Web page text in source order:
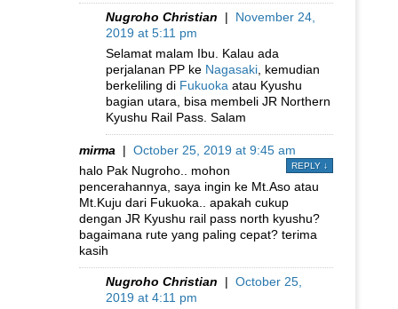
Nugroho Christian | November 24,
2019 at 5:11 pm
Selamat malam Ibu. Kalau ada
perjalanan PP ke Nagasaki , kemudian
berkeliling di Fukuoka atau Kyushu
bagian utara, bisa membeli JR Northern
Kyushu Rail Pass. Salam
mirma | October 25, 2019 at 9:45 am
REPLY ↓
halo Pak Nugroho.. mohon
pencerahannya, saya ingin ke Mt.Aso atau
Mt.Kuju dari Fukuoka.. apakah cukup
dengan JR Kyushu rail pass north kyushu?
bagaimana rute yang paling cepat? terima
kasih
Nugroho Christian | October 25,
2019 at 4:11 pm